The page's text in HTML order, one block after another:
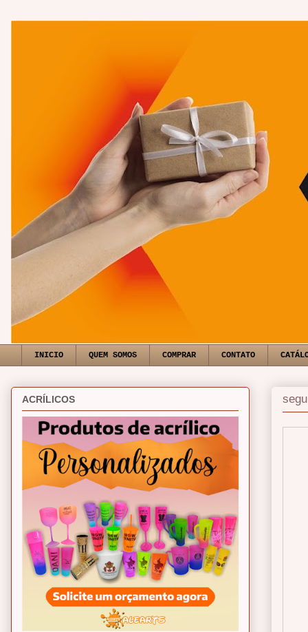
INICIO QUEM SOMOS COMPRAR CONTATO
ACRÍLICOS